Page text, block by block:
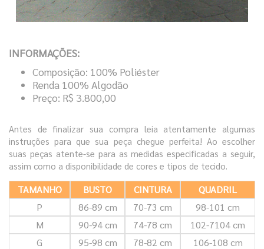
INFORMAÇÕES:
Composição: 100% Poliéster
Renda 100% Algodão
Preço: R$ 3.800,00
Antes de finalizar sua compra leia atentamente algumas
instruções para que sua peça chegue perfeita! Ao escolher
suas peças atente-se para as medidas especificadas a seguir,
assim como a disponibilidade de cores e tipos de tecido.
TAMANHO BUSTO CINTURA
QUADRIL
P
86-89 cm 70-73 cm
98-101 cm
M
90-94 cm 74-78 cm
102-7104 cm
G
95-98 cm 78-82 cm 106-108 cm